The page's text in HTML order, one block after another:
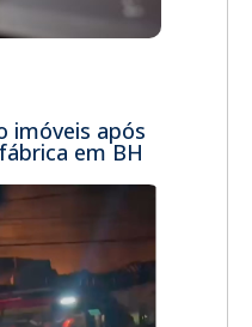
imóveis após
em BH